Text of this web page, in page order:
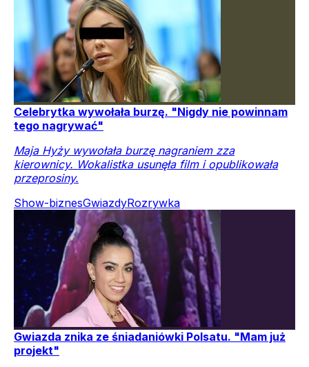
Celebrytka wywołała burzę. "Nigdy nie powinnam
tego nagrywać"
Maja Hyży wywołała burzę nagraniem zza
kierownicy. Wokalistka usunęła film i opublikowała
przeprosiny.
Show-biznesGwiazdyRozrywka
Gwiazda znika ze śniadaniówki Polsatu. "Mam już
projekt"